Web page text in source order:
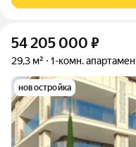
54 205 000 ₽
29,3 м² 1-комн.
новостройка